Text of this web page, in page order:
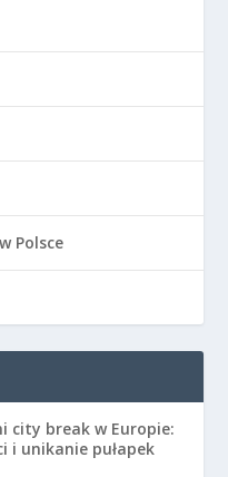
Polsce
city break w Europie:
i unikanie pułapek